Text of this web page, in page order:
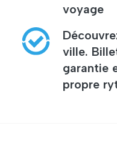
voyage
ville.
garantie
propre